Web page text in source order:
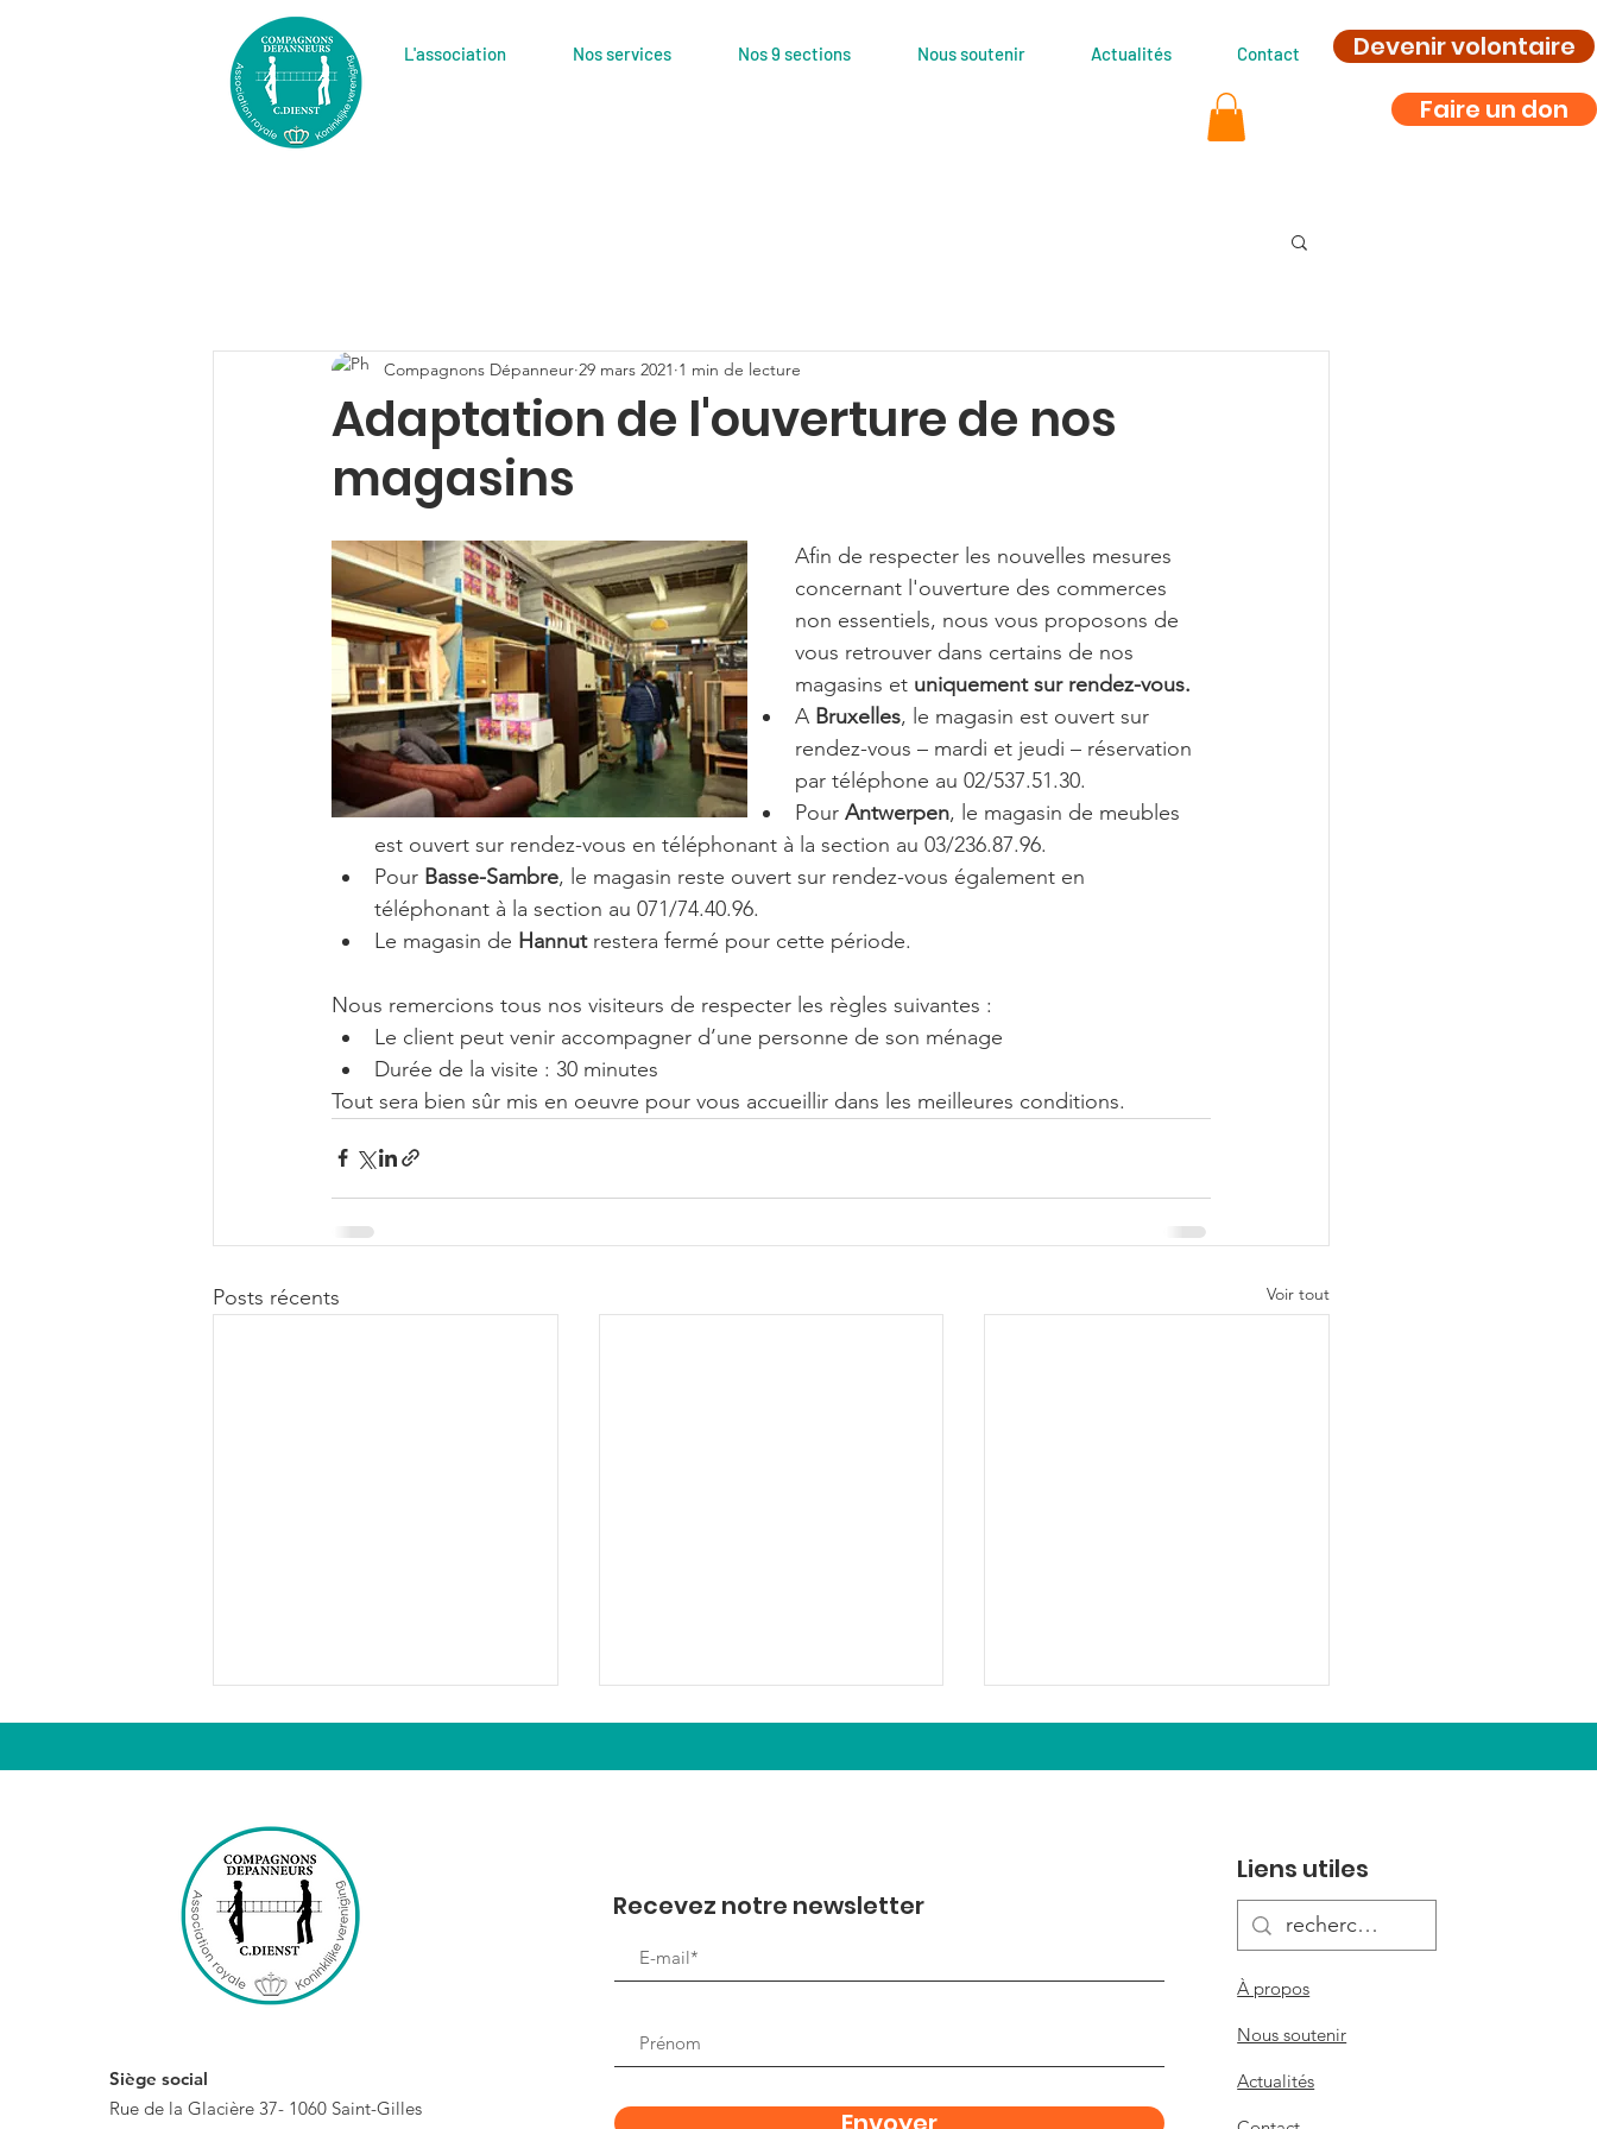
Faire un don
L'association Nos services Nos 9 sections Nous soutenir Actualités Contact Devenir volontaire
Adaptation de l'ouverture de nos
magasins
Compagnons Dépanneur 29 mars 2021 1 min de lecture
Afin de respecter les nouvelles mesures
concernant l'ouverture des commerces
non essentiels, nous vous proposons de
vous retrouver dans certains de nos
magasins et uniquement sur rendez-vous.
A Bruxelles, le magasin est ouvert sur
rendez-vous – mardi et jeudi – réservation
par téléphone au 02/537.51.30.
Pour Antwerpen, le magasin de meubles
est ouvert sur rendez-vous en téléphonant à la section au 03/236.87.96.
Pour Basse-Sambre, le magasin reste ouvert sur rendez-vous également en
téléphonant à la section au 071/74.40.96.
Le magasin de Hannut restera fermé pour cette période.
Nous remercions tous nos visiteurs de respecter les règles suivantes :
Le client peut venir accompagner d’une personne de son ménage
Durée de la visite : 30 minutes
Tout sera bien sûr mis en oeuvre pour vous accueillir dans les meilleures conditions.
Posts récents Voir tout
L’art au service de la
solidarité
Courir pour les
Compagnons !
Nouveau rendez-vous
Siège social
Rue de la Glacière 37- 1060 Saint-Gilles
Liens utiles
À propos
Nous soutenir
Actualités
Recevez notre newsletter